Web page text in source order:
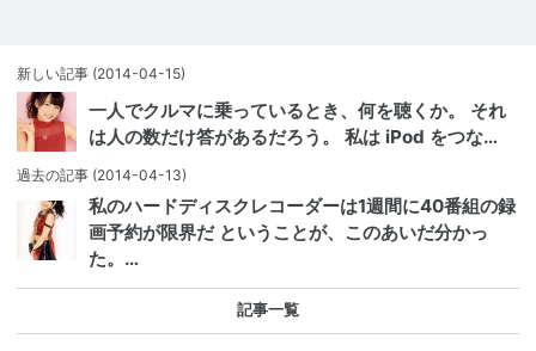
新しい記事 (2014-04-15)
一人でクルマに乗っているとき、何を聴くか。 それ
は人の数だけ答があるだろう。 私は iPod をつな…
過去の記事 (2014-04-13)
私のハードディスクレコーダーは1週間に40番組の録
画予約が限界だ ということが、このあいだ分かっ
た。…
記事一覧